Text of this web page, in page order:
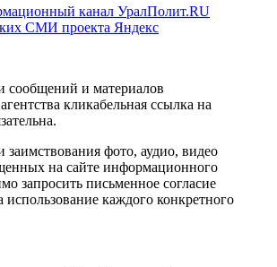
канал УралПолит.RU
СМИ проекта Яндекс
сообщений и материалов
кликабельная ссылка на
фото, аудио, видео
на сайте информационного
запросить письменное согласие
использование каждого конкретного